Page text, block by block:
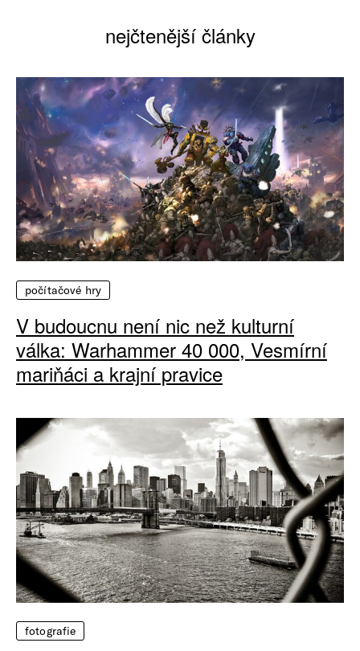
nejčtenější články
počítačové hry
V budoucnu není nic než kulturní
válka: Warhammer 40 000, Vesmírní
mariňáci a krajní pravice
fotografie